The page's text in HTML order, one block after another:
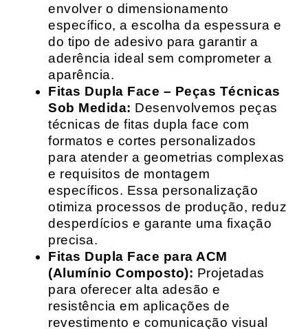
envolver o dimensionamento
específico, a escolha da espessura e
do tipo de adesivo para garantir a
aderência ideal sem comprometer a
aparência.
Fitas Dupla Face – Peças Técnicas
Sob Medida: Desenvolvemos peças
técnicas de fitas dupla face com
formatos e cortes personalizados
para atender a geometrias complexas
e requisitos de montagem
específicos. Essa personalização
otimiza processos de produção, reduz
desperdícios e garante uma fixação
precisa.
Fitas Dupla Face para ACM
(Alumínio Composto): Projetadas
para oferecer alta adesão e
resistência em aplicações de
revestimento e comunicação visual